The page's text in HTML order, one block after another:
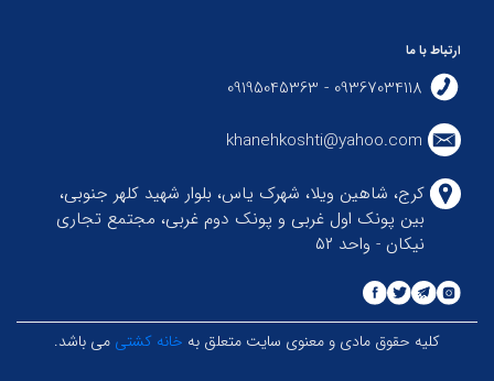
ارتباط با ما
09367034118 - 09195045363
khanehkoshti@yahoo.com
کرج، شاهین ویلا، شهرک یاس، بلوار شهید کلهر جنوبی،
بین پونک اول غربی و پونک دوم غربی، مجتمع تجاری
نیکان - واحد ۵۲
کلیه حقوق مادی و معنوی سایت متعلق به خانه کشتی می باشد.